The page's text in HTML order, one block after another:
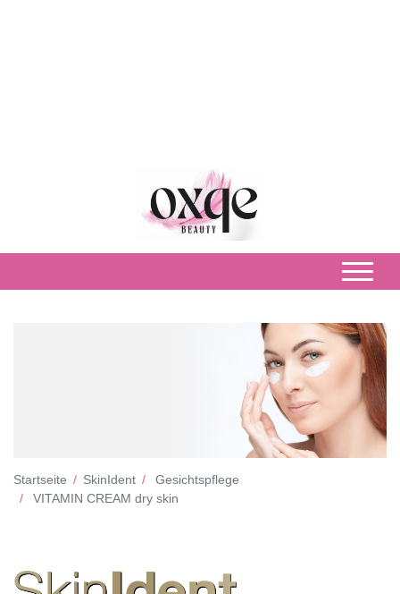
Startseite SkinIdent
Gesichtspflege
VITAMIN CREAM dry skin